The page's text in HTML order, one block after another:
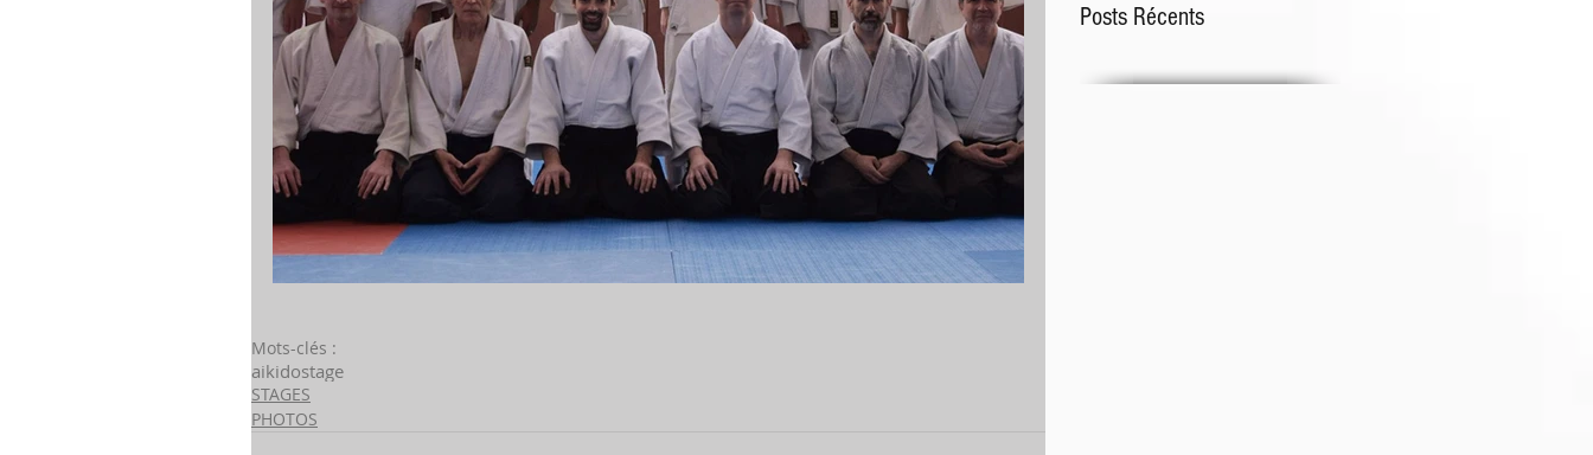
Mots-clés :
aikidostage
STAGES
PHOTOS
Posts Récents